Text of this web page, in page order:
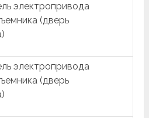
электропривода
(дверь
электропривода
(дверь